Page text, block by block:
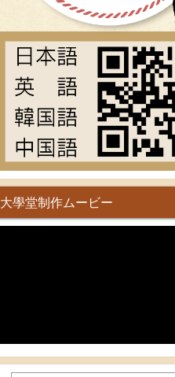
大學堂制作ムービー